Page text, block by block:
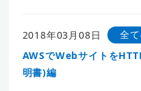
2018年03月08日
全
AWSでWebサイトを
明書)編